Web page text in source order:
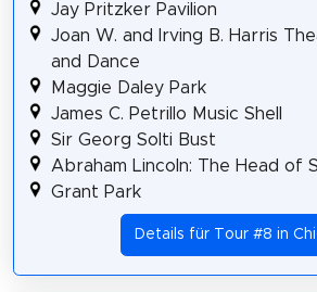
Jay Pritzker Pavilion
Joan W. and Irving B. Harris
and Dance
Maggie Daley Park
James C. Petrillo Music Shell
Sir Georg Solti Bust
Abraham Lincoln: The Head of
Grant Park
Details für Tour #8 in